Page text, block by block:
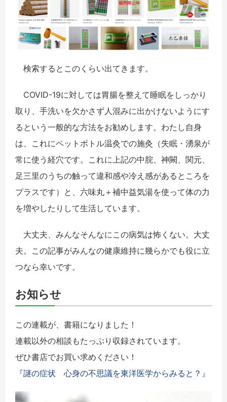
検索するとこのくらい出てきます。
COVID-19に対しては胃腸を整えて睡眠をしっかり
取り、手洗いを欠かさず人混みに出かけないようにす
るという一般的な方法をお勧めします。わたし自身
は、これにペットボトル温灸での施灸（失眠・湧泉が
常に使う経穴です。これに上記の中脘、神闕、関元、
足三里のうちの触って違和感や冷え感があるところを
プラスです）と、六味丸＋補中益気湯を使って体の力
を増やしたりして生活しています。
大丈夫、みんなそんなにこの病気は怖くない。大丈
夫。この記事がみんなの健康維持に幾らかでも役に立
つなら幸いです。
お知らせ
この連載が、書籍になりました！
連載以外の相談もたっぷり収録されています。
ぜひ書店でお買い求めください！
『謎の症状 心身の不思議を東洋医学からみると？』